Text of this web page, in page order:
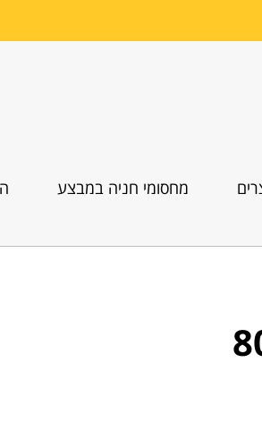
מחסומי חניה במבצע